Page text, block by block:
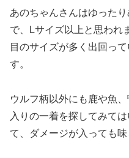
あのちゃんさんはゆった
で、Lサイズ以上と思われ
目のサイズが多く出回っ
す。
ウルフ柄以外にも鹿や魚
入りの一着を探してみて
て、ダメージが入っても